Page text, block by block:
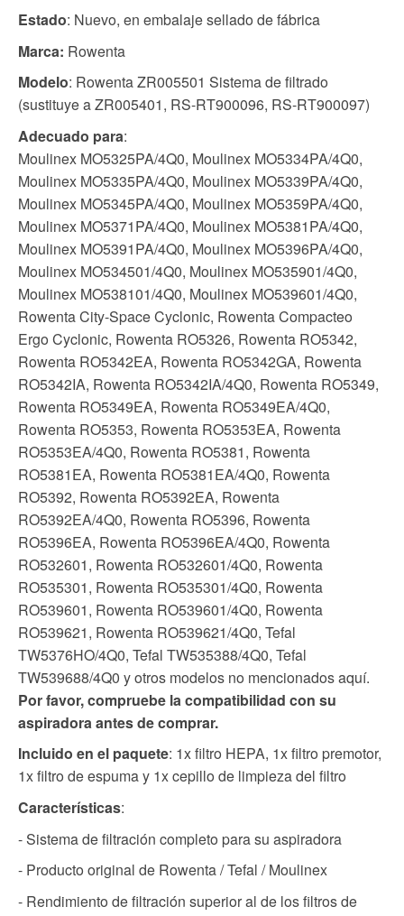
Estado: Nuevo, en embalaje sellado de fábrica
Marca: Rowenta
Modelo: Rowenta ZR005501 Sistema de filtrado
(sustituye a ZR005401, RS-RT900096, RS-RT900097)
Adecuado para:
Moulinex MO5325PA/4Q0, Moulinex MO5334PA/4Q0,
Moulinex MO5335PA/4Q0, Moulinex MO5339PA/4Q0,
Moulinex MO5345PA/4Q0, Moulinex MO5359PA/4Q0,
Moulinex MO5371PA/4Q0, Moulinex MO5381PA/4Q0,
Moulinex MO5391PA/4Q0, Moulinex MO5396PA/4Q0,
Moulinex MO534501/4Q0, Moulinex MO535901/4Q0,
Moulinex MO538101/4Q0, Moulinex MO539601/4Q0,
Rowenta City-Space Cyclonic, Rowenta Compacteo
Ergo Cyclonic, Rowenta RO5326, Rowenta RO5342,
Rowenta RO5342EA, Rowenta RO5342GA, Rowenta
RO5342IA, Rowenta RO5342IA/4Q0, Rowenta RO5349,
Rowenta RO5349EA, Rowenta RO5349EA/4Q0,
Rowenta RO5353, Rowenta RO5353EA, Rowenta
RO5353EA/4Q0, Rowenta RO5381, Rowenta
RO5381EA, Rowenta RO5381EA/4Q0, Rowenta
RO5392, Rowenta RO5392EA, Rowenta
RO5392EA/4Q0, Rowenta RO5396, Rowenta
RO5396EA, Rowenta RO5396EA/4Q0, Rowenta
RO532601, Rowenta RO532601/4Q0, Rowenta
RO535301, Rowenta RO535301/4Q0, Rowenta
RO539601, Rowenta RO539601/4Q0, Rowenta
RO539621, Rowenta RO539621/4Q0, Tefal
TW5376HO/4Q0, Tefal TW535388/4Q0, Tefal
TW539688/4Q0 y otros modelos no mencionados aquí.
Por favor, compruebe la compatibilidad con su
aspiradora antes de comprar.
Incluido en el paquete: 1x filtro HEPA, 1x filtro premotor,
1x filtro de espuma y 1x cepillo de limpieza del filtro
Características:
- Sistema de filtración completo para su aspiradora
- Producto original de Rowenta / Tefal / Moulinex
- Rendimiento de filtración superior al de los filtros de